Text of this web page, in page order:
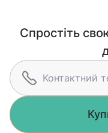
Спростіть